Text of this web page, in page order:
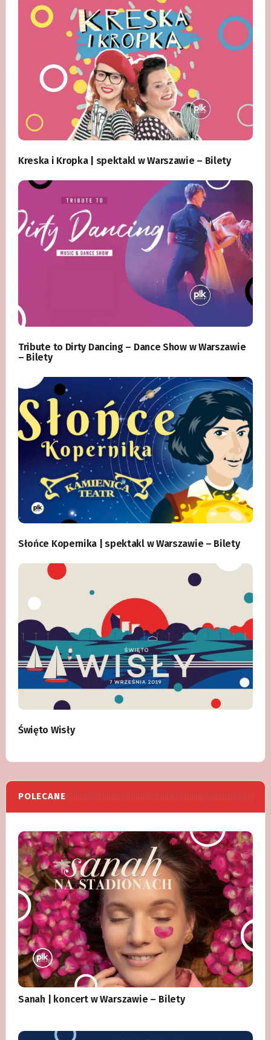
Kreska i Kropka | spektakl w Warszawie – Bilety
Tribute to Dirty Dancing – Dance Show w Warszawie
– Bilety
Słońce Kopernika | spektakl w Warszawie – Bilety
Święto Wisły
POLECANE
Sanah | koncert w Warszawie – Bilety